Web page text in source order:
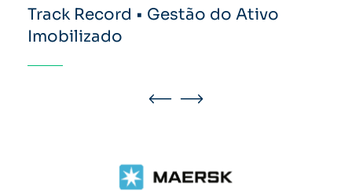
Track Record • Gestão do Ativo
Imobilizado